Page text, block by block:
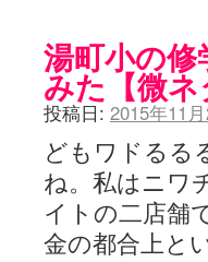
湯町小の
みた【微ネ
投稿日: 2015年11
どもワドるる
ね。私はニワ
イトの二店舗
金の都合上と